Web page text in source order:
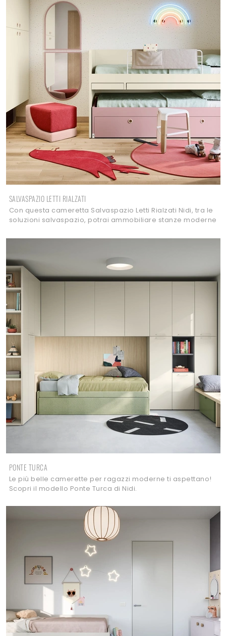
SALVASPAZIO LETTI RIALZATI
Con questa cameretta Salvaspazio Letti Rialzati Nidi, tra le
soluzioni salvaspazio, potrai ammobiliare stanze moderne
PONTE TURCA
Le più belle camerette per ragazzi moderne ti aspettano!
Scopri il modello Ponte Turca di Nidi.